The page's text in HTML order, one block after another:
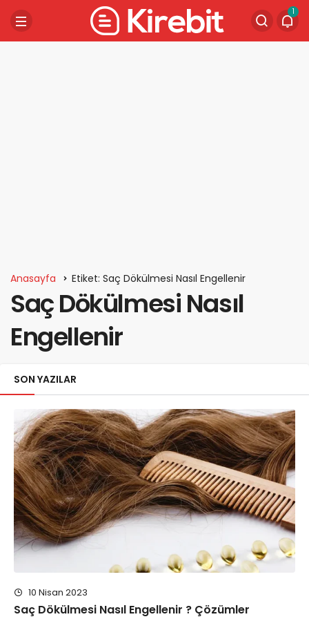
1
Anasayfa Etiket: Saç Dökülmesi Nasıl Engellenir
Saç Dökülmesi Nasıl
Engellenir
SON YAZILAR
10 Nisan 2023
Saç Dökülmesi Nasıl Engellenir ? Çözümler